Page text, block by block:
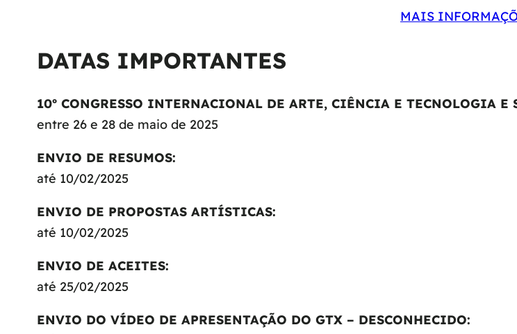
MAIS
DATAS IMPORTANTES
10º CONGRESSO INTERNACIONAL DE ARTE, CIÊNCIA E TECNOLOGIA
entre 26 e 28 de maio de 2025
ENVIO DE RESUMOS:
até 10/02/2025
ENVIO DE PROPOSTAS ARTÍSTICAS:
até 10/02/2025
ENVIO DE ACEITES:
até 25/02/2025
ENVIO DO VÍDEO DE APRESENTAÇÃO DO GTX – DESCONHECIDO: